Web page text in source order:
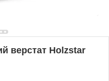
верстат Holzstar